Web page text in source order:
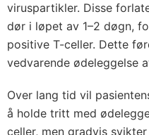
viruspartikler. Disse
dør i løpet av 1–2 døgn,
positive T-celler. Dette
vedvarende ødeleggelse
Over lang tid vil
å holde tritt med
celler, men gradvis